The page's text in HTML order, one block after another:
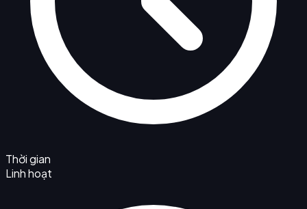
Thời gian
Linh hoạt